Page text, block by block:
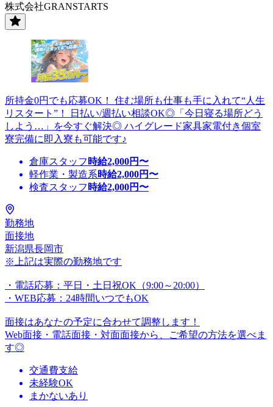
株式会社GRANSTARTS
所持金0円でも応募OK！ 住む場所も仕事も手に入れて“人生
リスタート”！ 日払い/週払い相談OK◎「今日寝る場所どう
しよう…」を今すぐ解決◎ ハイグレード家具家電付き個室
寮完備に即入寮も可能です♪
倉庫スタッフ 時給2,000円〜
軽作業・製造系時給2,000円〜
検査スタッフ 時給2,000円〜
勤務地
面接地
新潟県長岡市
※上記は実際の勤務地です
・電話応募：平日・土日祝OK（9:00～20:00）
・WEB応募：24時間いつでもOK
面接はあなたの予定に合わせて調整します！
Web面接・電話面接・対面面接から、ご希望の方法を選べま
す◎
交通費支給
未経験OK
まかないあり